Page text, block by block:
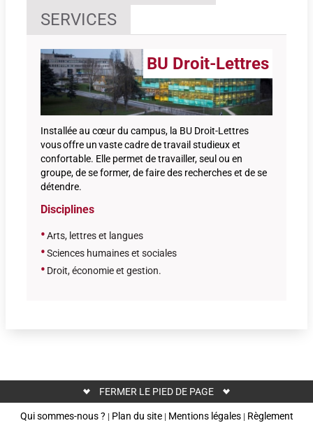
SERVICES
BU Droit-Lettres
Installée au cœur du campus, la BU Droit-Lettres
vous offre un vaste cadre de travail studieux et
confortable. Elle permet de travailler, seul ou en
groupe, de se former, de faire des recherches et de se
détendre.
Disciplines
•Arts, lettres et langues
•Sciences humaines et sociales
• Droit, économie et gestion.
FERMER LE PIED DE PAGE
Qui sommes-nous ? | Plan du site| Mentions légales| Règlement